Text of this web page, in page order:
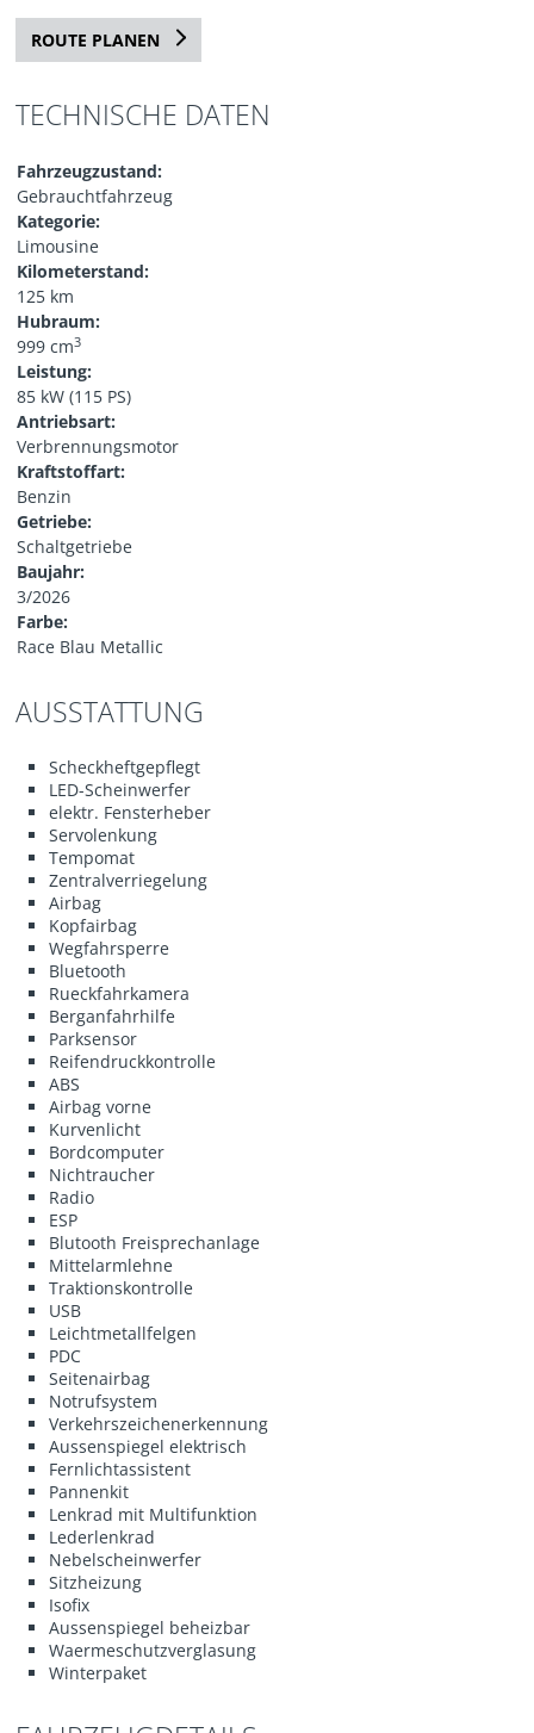
ROUTE PLANEN
TECHNISCHE DATEN
Fahrzeugzustand:
Gebrauchtfahrzeug
Kategorie:
Limousine
Kilometerstand:
125 km
Hubraum:
999 cm3
Leistung:
85 kW (115 PS)
Antriebsart:
Verbrennungsmotor
Kraftstoffart:
Benzin
Getriebe:
Schaltgetriebe
Baujahr:
3/2026
Farbe:
Race Blau Metallic
AUSSTATTUNG
Scheckheftgepflegt
LED-Scheinwerfer
elektr. Fensterheber
Servolenkung
Tempomat
Zentralverriegelung
Airbag
Kopfairbag
Wegfahrsperre
Bluetooth
Rueckfahrkamera
Berganfahrhilfe
Parksensor
Reifendruckkontrolle
ABS
Airbag vorne
Kurvenlicht
Bordcomputer
Nichtraucher
Radio
ESP
Blutooth Freisprechanlage
Mittelarmlehne
Traktionskontrolle
USB
Leichtmetallfelgen
PDC
Seitenairbag
Notrufsystem
Verkehrszeichenerkennung
Aussenspiegel elektrisch
Fernlichtassistent
Pannenkit
Lenkrad mit Multifunktion
Lederlenkrad
Nebelscheinwerfer
Sitzheizung
Isofix
Aussenspiegel beheizbar
Waermeschutzverglasung
Winterpaket